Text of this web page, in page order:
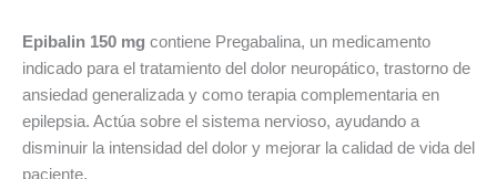
Epibalin 150 mg contiene Pregabalina, un medicamento
indicado para el tratamiento del dolor neuropático, trastorno de
ansiedad generalizada y como terapia complementaria en
epilepsia. Actúa sobre el sistema nervioso, ayudando a
disminuir la intensidad del dolor y mejorar la calidad de vida del
paciente.